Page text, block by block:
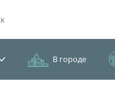
В городе